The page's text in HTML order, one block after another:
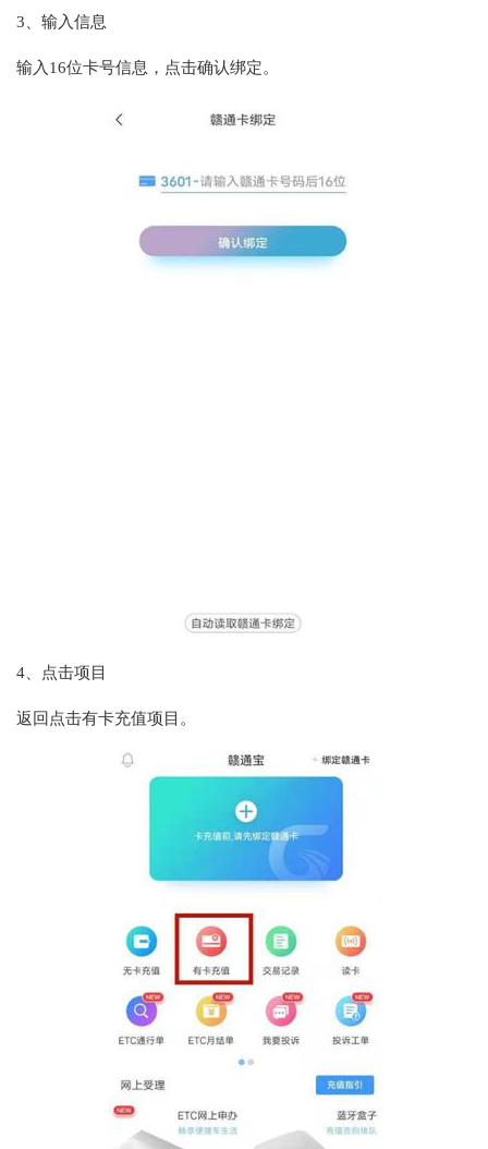
3、输入信息
输入16位卡号信息，点击确认绑定。
4、点击项目
返回点击有卡充值项目。